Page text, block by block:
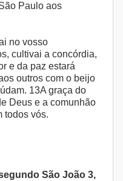
Paulo aos
no vosso
cultivai a concórdia,
e da paz estará
outros com o beijo
13A graça do
Deus e a comunhão
todos vós.
São João 3,